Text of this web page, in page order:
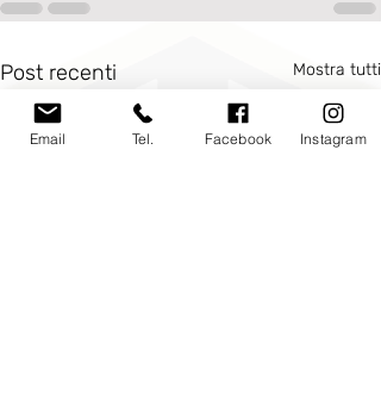
Post recenti Mostra tutti
Email Tel. Facebook Instagram